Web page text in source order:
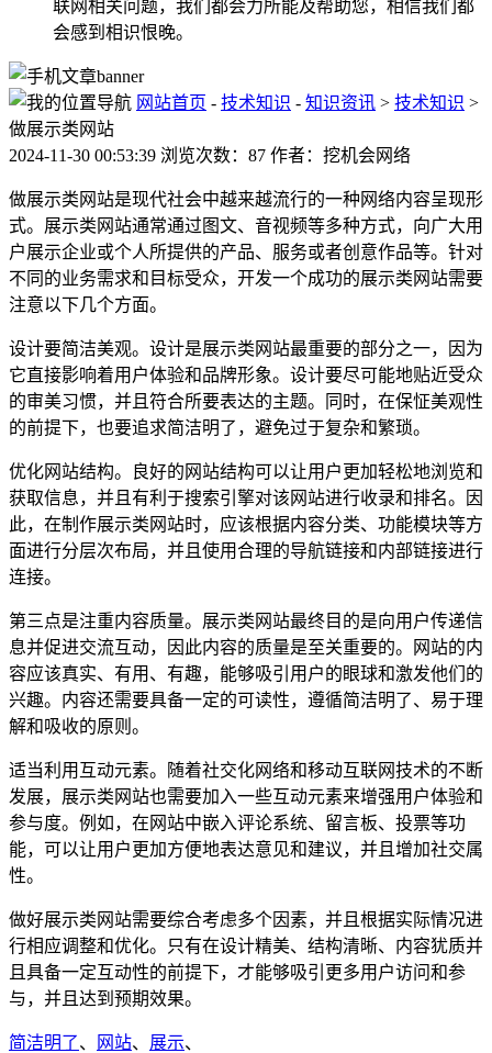
联网相关问题，我们都会力所能及帮助您，相信我们都
会感到相识恨晚。
网站首页 - 技术知识 - 知识资讯 > 技术知识 >
做展示类网站
2024-11-30 00:53:39 浏览次数：87 作者：挖机会网络
做展示类网站是现代社会中越来越流行的一种网络内容呈现形
式。展示类网站通常通过图文、音视频等多种方式，向广大用
户展示企业或个人所提供的产品、服务或者创意作品等。针对
不同的业务需求和目标受众，开发一个成功的展示类网站需要
注意以下几个方面。
设计要简洁美观。设计是展示类网站最重要的部分之一，因为
它直接影响着用户体验和品牌形象。设计要尽可能地贴近受众
的审美习惯，并且符合所要表达的主题。同时，在保怔美观性
的前提下，也要追求简洁明了，避免过于复杂和繁琐。
优化网站结构。良好的网站结构可以让用户更加轻松地浏览和
获取信息，并且有利于搜索引擎对该网站进行收录和排名。因
此，在制作展示类网站时，应该根据内容分类、功能模块等方
面进行分层次布局，并且使用合理的导航链接和内部链接进行
连接。
第三点是注重内容质量。展示类网站最终目的是向用户传递信
息并促进交流互动，因此内容的质量是至关重要的。网站的内
容应该真实、有用、有趣，能够吸引用户的眼球和激发他们的
兴趣。内容还需要具备一定的可读性，遵循简洁明了、易于理
解和吸收的原则。
适当利用互动元素。随着社交化网络和移动互联网技术的不断
发展，展示类网站也需要加入一些互动元素来增强用户体验和
参与度。例如，在网站中嵌入评论系统、留言板、投票等功
能，可以让用户更加方便地表达意见和建议，并且增加社交属
性。
做好展示类网站需要综合考虑多个因素，并且根据实际情况进
行相应调整和优化。只有在设计精美、结构清晰、内容犹质并
且具备一定互动性的前提下，才能够吸引更多用户访问和参
与，并且达到预期效果。
简洁明了、 网站、 展示、